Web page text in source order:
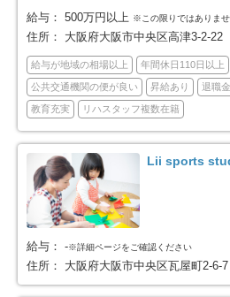
大阪市西成区 44 大
大阪市鶴見区 41 大
大阪市平野区 58
大阪市中央区
堺市堺区 52
堺市東区 22
堺市南区 22 堺
給与： 500万円以上 ※この限りではありませ
住所： 大阪府大阪市中央区高津3-2-22
給与が地域の相場以上 年間休日110日以上
公共交通機関の便が良い 昇給あり 退職
教育充実 リハスタッフ複数在籍
Lii sports
給与： -※詳細ページをご確認ください
住所： 大阪府大阪市中央区瓦屋町2-6-